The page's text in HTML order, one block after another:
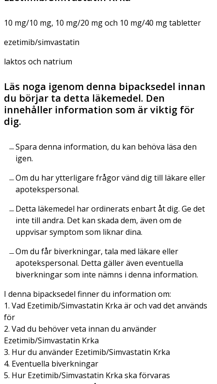
10 mg/10 mg, 10 mg/20 mg och 10 mg/40 mg tabletter
ezetimib/simvastatin
laktos och natrium
Läs noga igenom denna bipacksedel innan
du börjar ta detta läkemedel. Den
innehåller information som är viktig för
dig.
Spara denna information, du kan behöva läsa den
igen.
Om du har ytterligare frågor vänd dig till läkare eller
apotekspersonal.
Detta läkemedel har ordinerats enbart åt dig. Ge det
inte till andra. Det kan skada dem, även om de
uppvisar symptom som liknar dina.
Om du får biverkningar, tala med läkare eller
apotekspersonal. Detta gäller även eventuella
biverkningar som inte nämns i denna information.
I denna bipacksedel finner du information om:
1. Vad Ezetimib/Simvastatin Krka är och vad det används
för
2. Vad du behöver veta innan du använder
Ezetimib/Simvastatin Krka
3. Hur du använder Ezetimib/Simvastatin Krka
4. Eventuella biverkningar
5. Hur Ezetimib/Simvastatin Krka ska förvaras